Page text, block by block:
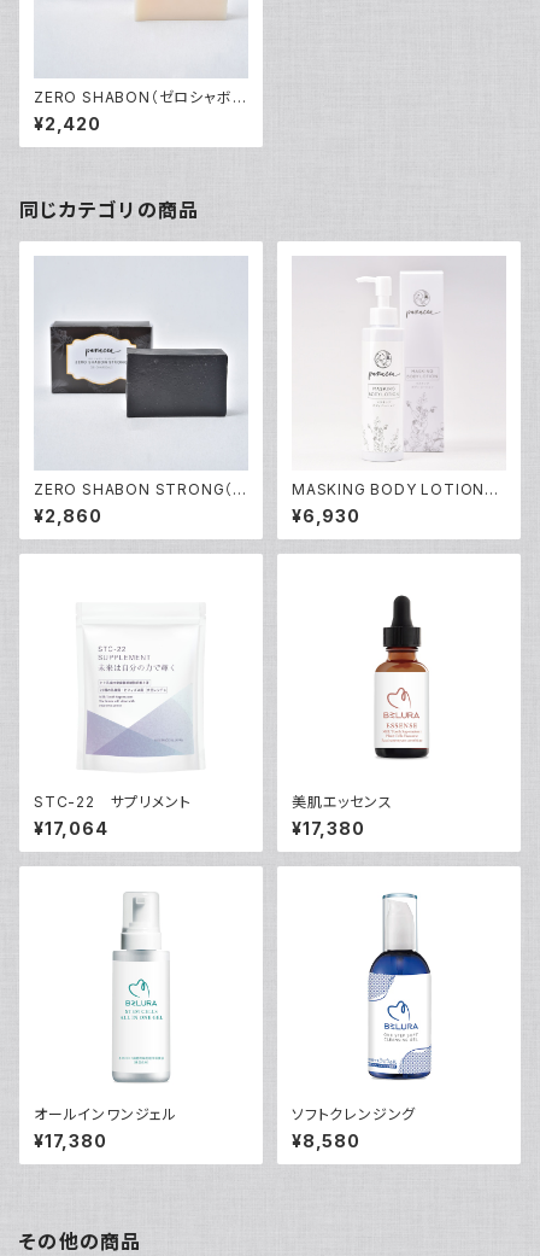
ZERO SHABON（ゼロシャボ
ン）
¥2,420
同じカテゴリの商品
ZERO SHABON STRONG（ゼ
ロシャボンストロング）
¥2,860
MASKING BODY LOTION
（マスキングボディローション）
¥6,930
STC-22 サプリメント
¥17,064
美肌エッセンス
¥17,380
オールインワンジェル
¥17,380
ソフトクレンジング
¥8,580
その他の商品